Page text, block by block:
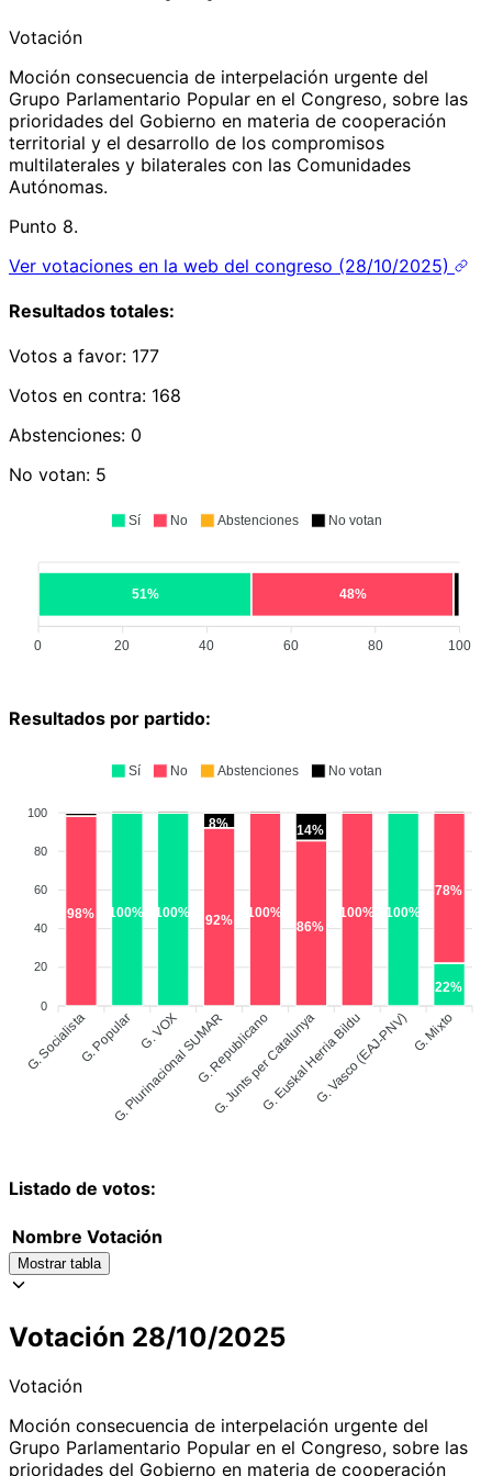
Votación
Moción consecuencia de interpelación urgente del
Grupo Parlamentario Popular en el Congreso, sobre las
prioridades del Gobierno en materia de cooperación
territorial y el desarrollo de los compromisos
multilaterales y bilaterales con las Comunidades
Autónomas.
Punto 8.
Ver votaciones en la web del congreso (28/10/2025)
Resultados totales:
Votos a favor: 177
Votos en contra: 168
Abstenciones: 0
No votan: 5
51% 48%
100
80
60
40
20
0
Sí No Abstenciones No votan
Resultados por partido:
100
80
60
40
20
0
100% 100% 100%
22%
98% 92%
100%
86%
100%
78%
8% 14%
G. SocialistaG. Popular G. VOX
G. Plurinacional SUMARG. Republicano
G. Junts per Catalunya
G. Euskal Herria Bildu
G. Vasco (EAJ-PNV) G. Mixto
Sí No Abstenciones No votan
Listado de votos:
Nombre Votación
Mostrar tabla
Votación 28/10/2025
Votación
Moción consecuencia de interpelación urgente del
Grupo Parlamentario Popular en el Congreso, sobre las
prioridades del Gobierno en materia de cooperación